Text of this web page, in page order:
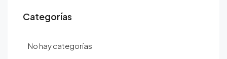
Categorías
No hay categorías